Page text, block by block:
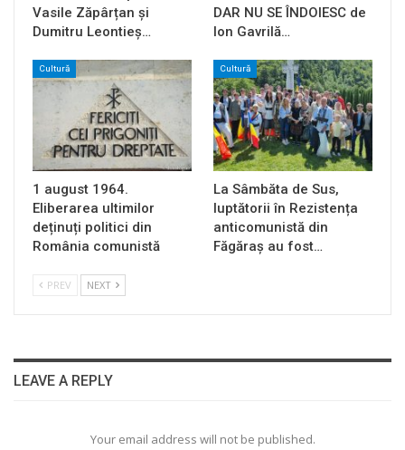
Vasile Zăpârțan și
Dumitru Leontieș…
DAR NU SE ÎNDOIESC de
Ion Gavrilă…
Cultură
1 august 1964.
Eliberarea ultimilor
deținuți politici din
România comunistă
Cultură
La Sâmbăta de Sus,
luptătorii în Rezistența
anticomunistă din
Făgăraș au fost…
PREV NEXT
LEAVE A REPLY
Your email address will not be published.